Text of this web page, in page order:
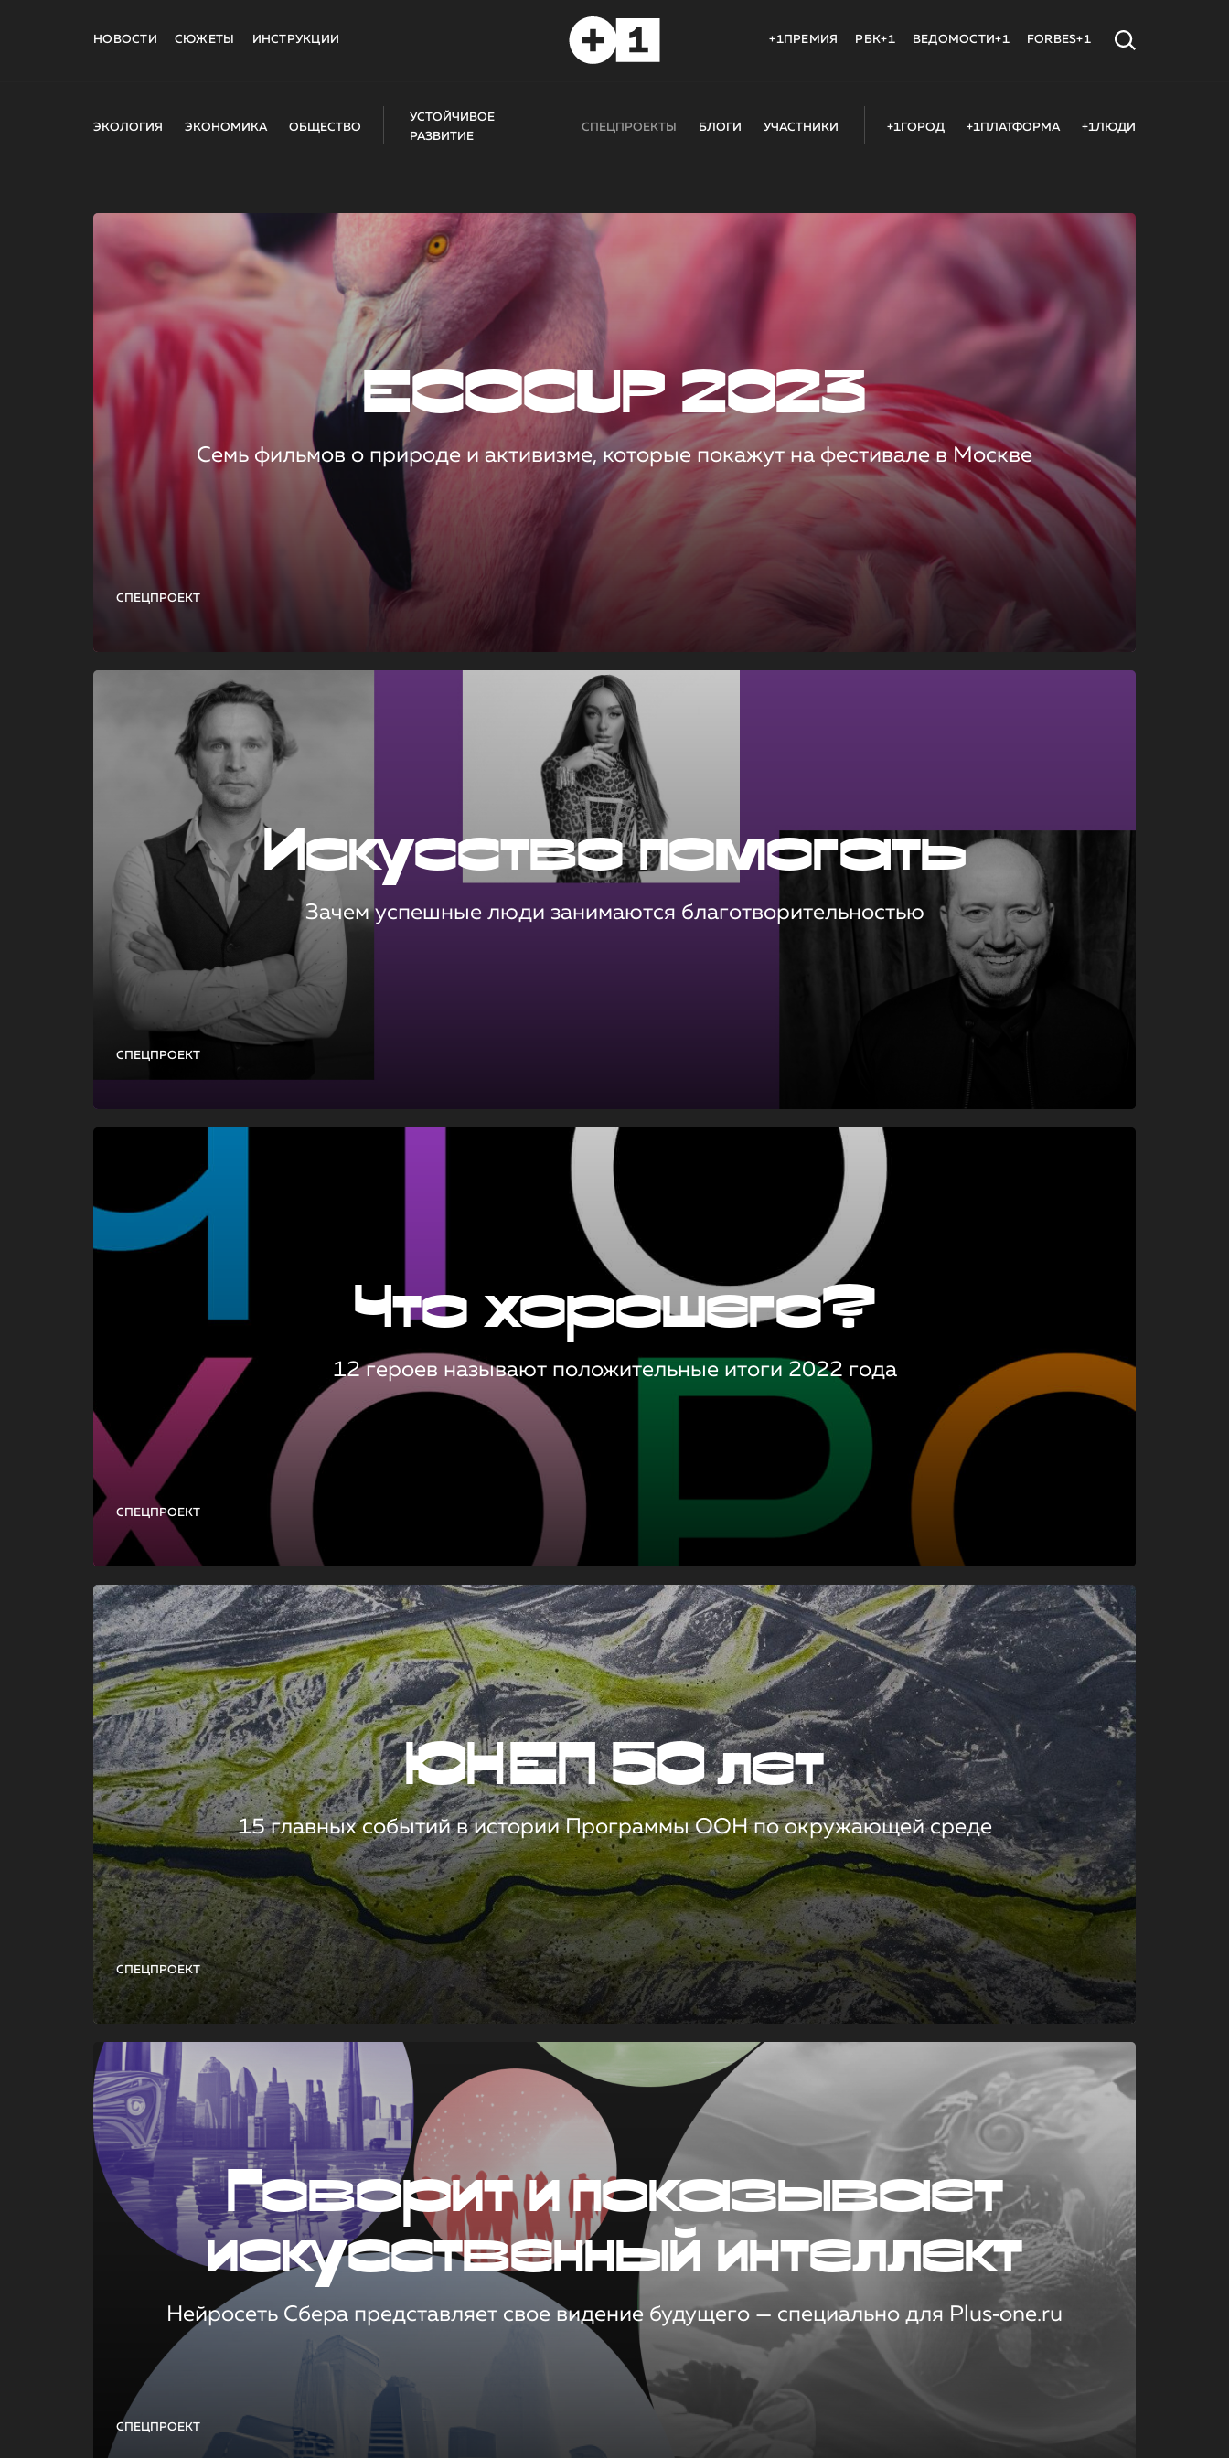
НОВОСТИ СЮЖЕТЫ ИНСТРУКЦИИ +1ПРЕМИЯ РБК+1 ВЕДОМОСТИ+1 FORBES+1
ЭКОЛОГИЯ ЭКОНОМИКА ОБЩЕСТВО
УСТОЙЧИВОЕ
РАЗВИТИЕ
СПЕЦПРОЕКТЫ БЛОГИ УЧАСТНИКИ +1ГОРОД +1ПЛАТФОРМА +1ЛЮДИ
СПЕЦПРОЕКТ
ECOCUP 2023
Семь фильмов о природе и активизме, которые покажут на фестивале в Москве
СПЕЦПРОЕКТ
Искусство помогать
Зачем успешные люди занимаются благотворительностью
СПЕЦПРОЕКТ
Что хорошего?
12 героев называют положительные итоги 2022 года
СПЕЦПРОЕКТ
ЮНЕП 50 лет
15 главных событий в истории Программы ООН по окружающей среде
СПЕЦПРОЕКТ
Говорит и показывает
искусственный интеллект
Нейросеть Сбера представляет свое видение будущего — специально для Plus‑one.ru